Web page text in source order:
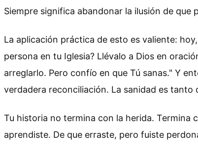
Siempre significa abandonar la ilusión de que
La aplicación práctica de esto es valiente:
persona en tu Iglesia? Llévalo a Dios en
arreglarlo. Pero confío en que Tú sanas." Y
verdadera reconciliación. La sanidad es tanto
Tu historia no termina con la herida. Termina
aprendiste. De que erraste, pero fuiste